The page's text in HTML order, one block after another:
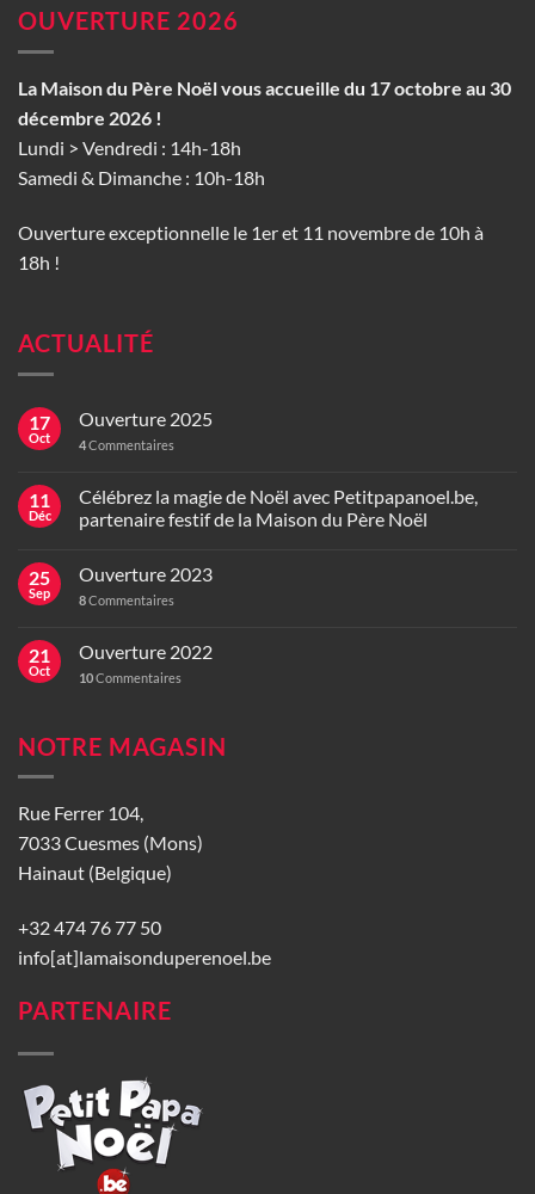
OUVERTURE 2026
La Maison du Père Noël vous accueille du 17 octobre au 30
décembre 2026 !
Lundi > Vendredi : 14h-18h
Samedi & Dimanche : 10h-18h
Ouverture exceptionnelle le 1er et 11 novembre de 10h à
18h !
ACTUALITÉ
17
Oct
Ouverture 2025
4Commentaires
11
Déc
Célébrez la magie de Noël avec Petitpapanoel.be,
partenaire festif de la Maison du Père Noël
25
Sep
Ouverture 2023
8Commentaires
21
Oct
Ouverture 2022
10Commentaires
NOTRE MAGASIN
Rue Ferrer 104,
7033 Cuesmes (Mons)
Hainaut (Belgique)
+32 474 76 77 50
info[at]lamaisonduperenoel.be
PARTENAIRE